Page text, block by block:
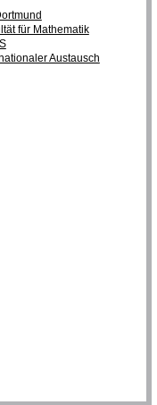
für Mathematik
Austausch